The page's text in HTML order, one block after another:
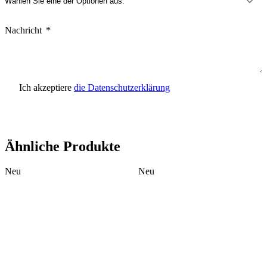
Nachricht
Ich akzeptiere die Datenschutzerklärung
Ähnliche Produkte
Neu Neu